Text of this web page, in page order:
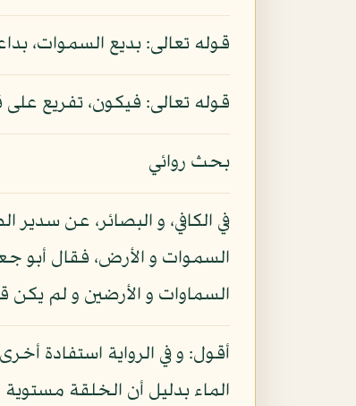
قوله تعالى: بديع السموات،
قوله تعالى: فيكون، تفريع
بحث روائي
في الكافي، و البصائر، عن
السموات و الأرض، فقال أبو
السماوات و الأرضين و لم
أقول: و في الرواية استفادة
الماء بدليل أن الخلقة